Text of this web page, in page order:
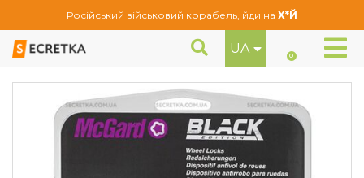
Російський військовий корабель, йди на Х*Й
UA 0
Секретне кріплення Гайки секретні McGard М12Х1, 5Х33 Конус (24157SUB)